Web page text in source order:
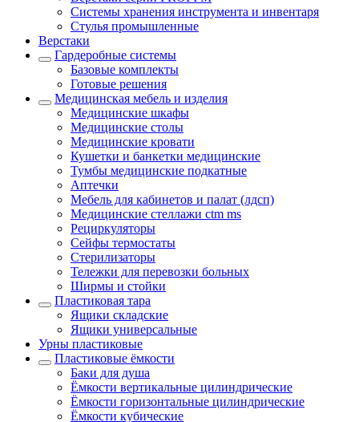
Системы хранения инструмента и инвентаря
Стулья промышленные
Верстаки
Гардеробные системы
Базовые комплекты
Готовые решения
Медицинская мебель и изделия
Медицинские шкафы
Медицинские столы
Медицинские кровати
Кушетки и банкетки медицинские
Тумбы медицинские подкатные
Аптечки
Мебель для кабинетов и палат (лдсп)
Медицинские стеллажи ctm ms
Рециркуляторы
Сейфы термостаты
Стерилизаторы
Тележки для перевозки больных
Ширмы и стойки
Пластиковая тара
Ящики складские
Ящики универсальные
Урны пластиковые
Пластиковые ёмкости
Баки для душа
Ёмкости вертикальные цилиндрические
Ёмкости горизонтальные цилиндрические
Ёмкости кубические